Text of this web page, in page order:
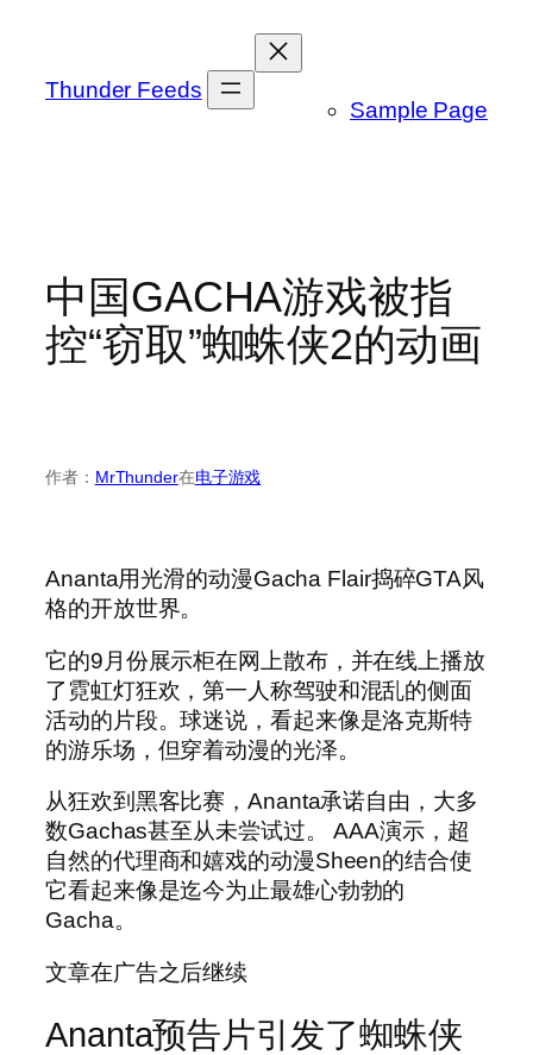
Thunder Feeds
Sample Page
中国GACHA游戏被指
控“窃取”蜘蛛侠2的动画
作者： MrThunder在电子游戏
Ananta用光滑的动漫Gacha Flair捣碎GTA风
格的开放世界。
它的9月份展示柜在网上散布，并在线上播放
了霓虹灯狂欢，第一人称驾驶和混乱的侧面
活动的片段。球迷说，看起来像是洛克斯特
的游乐场，但穿着动漫的光泽。
从狂欢到黑客比赛，Ananta承诺自由，大多
数Gachas甚至从未尝试过。 AAA演示，超
自然的代理商和嬉戏的动漫Sheen的结合使
它看起来像是迄今为止最雄心勃勃的
Gacha。
文章在广告之后继续
Ananta预告片引发了蜘蛛侠